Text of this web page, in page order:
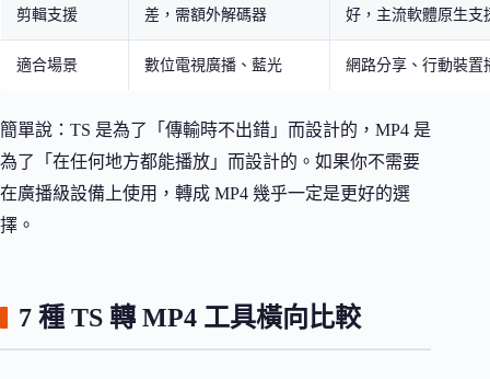
剪輯支援 差，需額外解碼器 好，主流軟體原生支
適合場景 數位電視廣播、藍光 網路分享、行動裝置
簡單說：TS 是為了「傳輸時不出錯」而設計的，MP4 是
為了「在任何地方都能播放」而設計的。如果你不需要
在廣播級設備上使用，轉成 MP4 幾乎一定是更好的選
擇。
7 種 TS 轉 MP4 工具橫向比較